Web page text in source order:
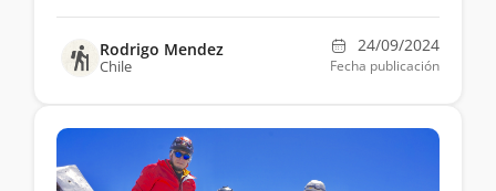
Rodrigo Mendez
Chile
24/09/2024
Fecha publicación